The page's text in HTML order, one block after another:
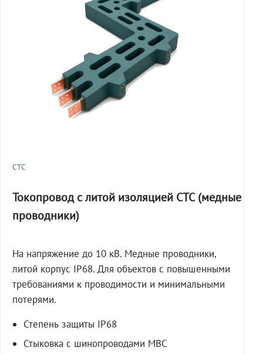
СТС
Токопровод с литой изоляцией СТС (медные
проводники)
На напряжение до 10 кВ. Медные проводники,
литой корпус IP68. Для объектов с повышенными
требованиями к проводимости и минимальными
потерями.
Степень защиты IP68
Стыковка с шинопроводами МВС